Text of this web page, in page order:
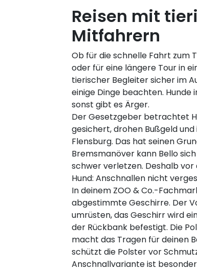
Reisen mit
Mitfahrern
Ob für die schnelle Fahrt zum
oder für eine längere Tour in
tierischer Begleiter sicher im
einige Dinge beachten. Hunde
sonst gibt es Ärger.
Der Gesetzgeber betrachtet
gesichert, drohen Bußgeld
Flensburg. Das hat seinen
Bremsmanöver kann Bello
schwer verletzen. Deshalb
Hund: Anschnallen nicht
In deinem ZOO & Co.-
abgestimmte Geschirre. Der
umrüsten, das Geschirr wird
der Rückbank befestigt. Die
macht das Tragen für deinen
schützt die Polster vor
Anschnallvariante ist